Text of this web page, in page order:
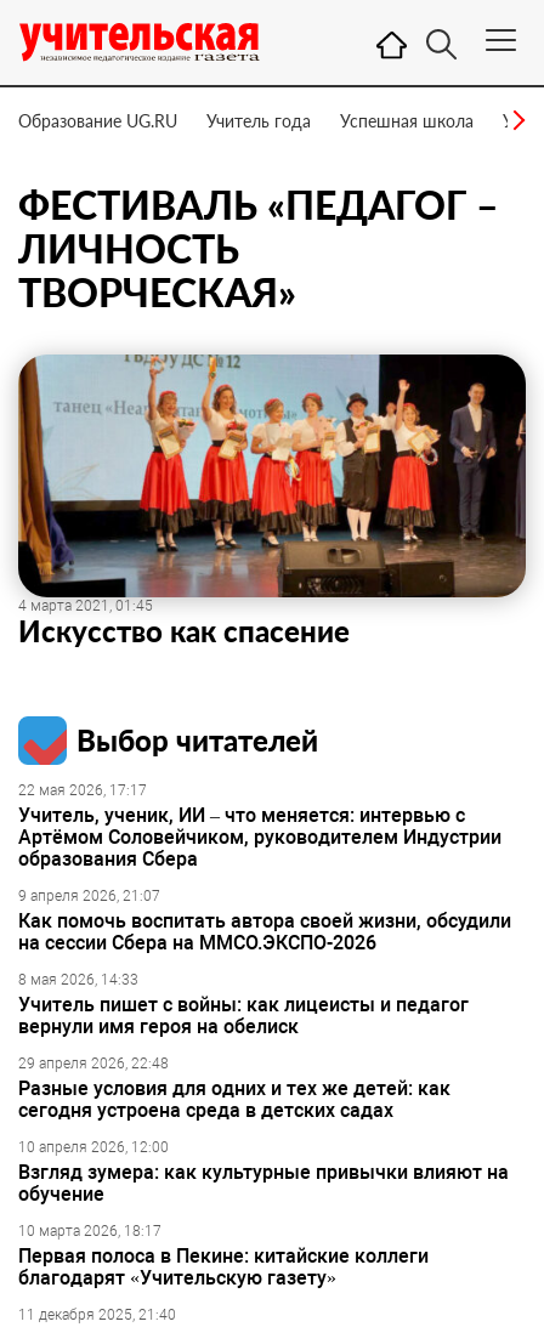
Образование UG.RU Учитель года Успешная школа
ФЕСТИВАЛЬ «ПЕДАГОГ –
ЛИЧНОСТЬ
ТВОРЧЕСКАЯ»
4 марта 2021, 01:45
Искусство как спасение
Выбор читателей
22 мая 2026, 17:17
Учитель, ученик, ИИ – что меняется: интервью с
Артёмом Соловейчиком, руководителем Индустрии
образования Сбера
9 апреля 2026, 21:07
Как помочь воспитать автора своей жизни, обсудили
на сессии Сбера на ММСО.ЭКСПО-2026
8 мая 2026, 14:33
Учитель пишет с войны: как лицеисты и педагог
вернули имя героя на обелиск
29 апреля 2026, 22:48
Разные условия для одних и тех же детей: как
сегодня устроена среда в детских садах
10 апреля 2026, 12:00
Взгляд зумера: как культурные привычки влияют на
обучение
10 марта 2026, 18:17
Первая полоса в Пекине: китайские коллеги
благодарят «Учительскую газету»
11 декабря 2025, 21:40